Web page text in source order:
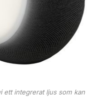
ett integrerat ljus som kan